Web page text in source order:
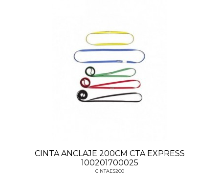
CINTA ANCLAJE 200CM CTA EXPRESS
100201700025
CINTAES200